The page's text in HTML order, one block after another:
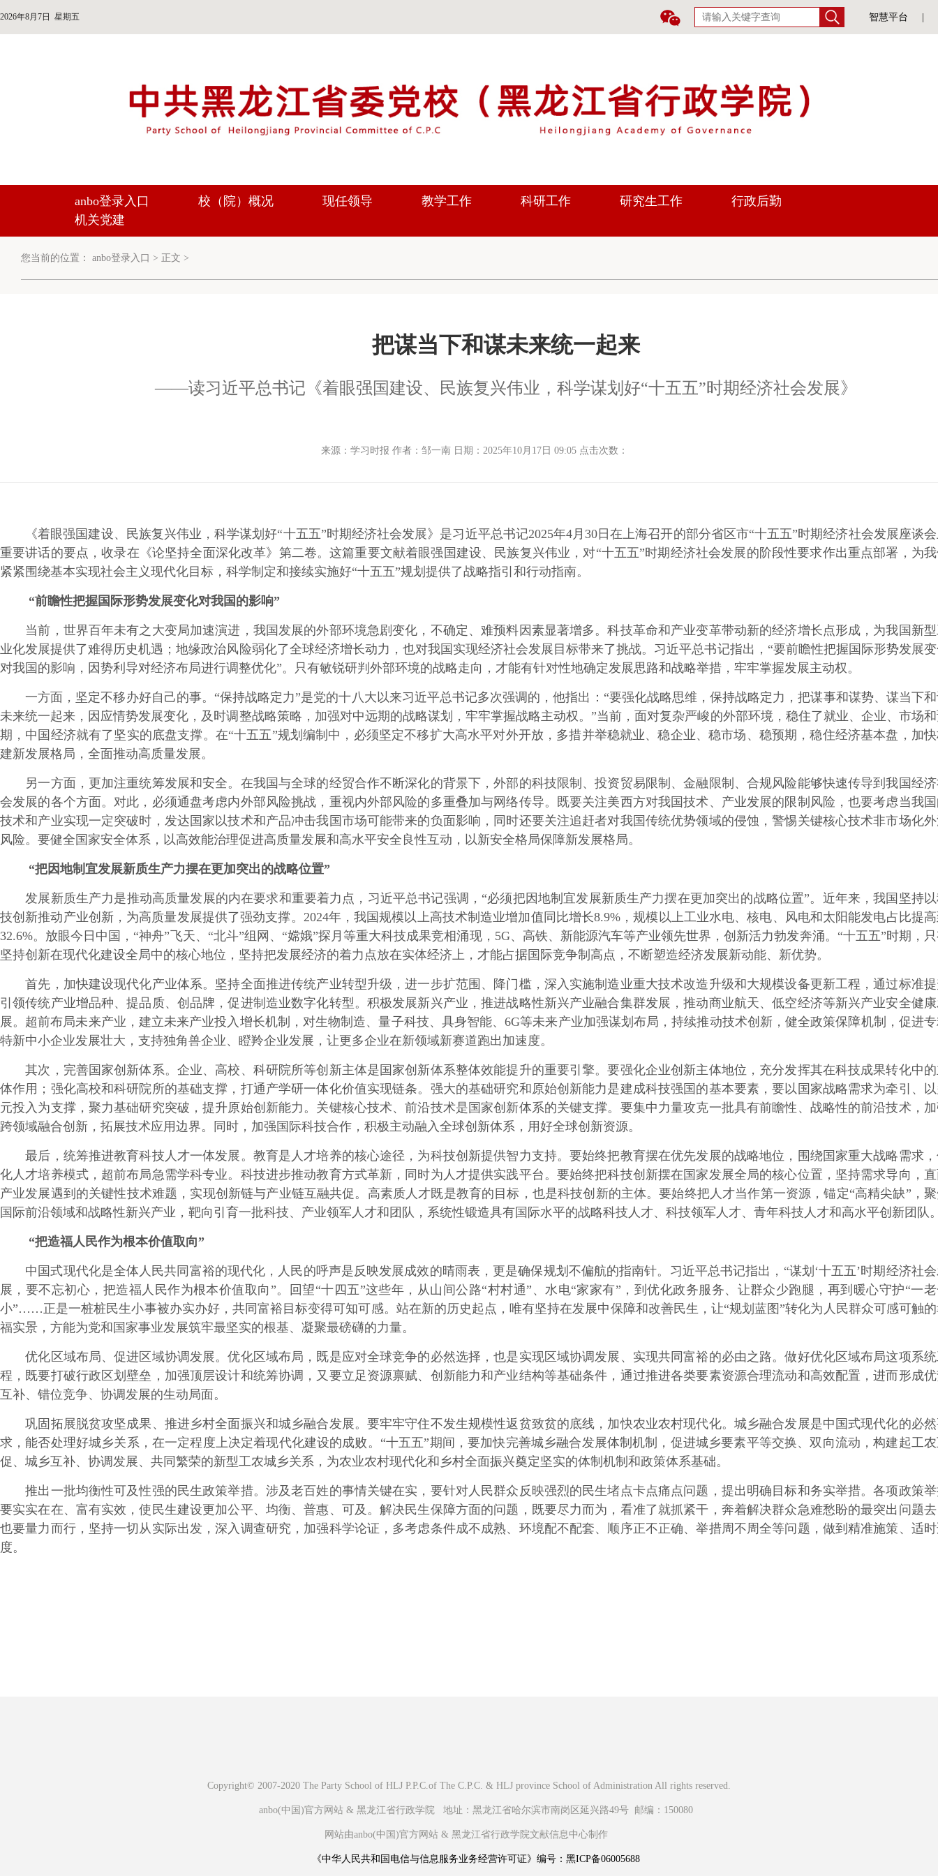
2026年8月7日 星期五 智慧平台
anbo登录入口 校（院）概况 现任领导 教学工作 科研工作 研究生工作
行政后勤
机关党建
您当前的位置： anbo登录入口 > 正文 >
把谋当下和谋未来统一起来
——读习近平总书记《着眼强国建设、民族复兴伟业，科学谋划好“十五五”时期经济社会发展》
来源：学习时报 作者：邹一南 日期：2025年10月17日 09:05 点击次数：
《着眼强国建设、民族复兴伟业，科学谋划好“十五五”时期经济社会发展》是习近平总书记2025年4月30日在上海召开的部分省区市“十五五”时期经济社会发展座谈
重要讲话的要点，收录在《论坚持全面深化改革》第二卷。这篇重要文献着眼强国建设、民族复兴伟业，对“十五五”时期经济社会发展的阶段性要求作出重点部署，为
紧紧围绕基本实现社会主义现代化目标，科学制定和接续实施好“十五五”规划提供了战略指引和行动指南。
“前瞻性把握国际形势发展变化对我国的影响”
当前，世界百年未有之大变局加速演进，我国发展的外部环境急剧变化，不确定、难预料因素显著增多。科技革命和产业变革带动新的经济增长点形成，为我国新
业化发展提供了难得历史机遇；地缘政治风险弱化了全球经济增长动力，也对我国实现经济社会发展目标带来了挑战。习近平总书记指出，“要前瞻性把握国际形势发展
对我国的影响，因势利导对经济布局进行调整优化”。只有敏锐研判外部环境的战略走向，才能有针对性地确定发展思路和战略举措，牢牢掌握发展主动权。
一方面，坚定不移办好自己的事。“保持战略定力”是党的十八大以来习近平总书记多次强调的，他指出：“要强化战略思维，保持战略定力，把谋事和谋势、谋当下
未来统一起来，因应情势发展变化，及时调整战略策略，加强对中远期的战略谋划，牢牢掌握战略主动权。”当前，面对复杂严峻的外部环境，稳住了就业、企业、市场
期，中国经济就有了坚实的底盘支撑。在“十五五”规划编制中，必须坚定不移扩大高水平对外开放，多措并举稳就业、稳企业、稳市场、稳预期，稳住经济基本盘，加
建新发展格局，全面推动高质量发展。
另一方面，更加注重统筹发展和安全。在我国与全球的经贸合作不断深化的背景下，外部的科技限制、投资贸易限制、金融限制、合规风险能够快速传导到我国经
会发展的各个方面。对此，必须通盘考虑内外部风险挑战，重视内外部风险的多重叠加与网络传导。既要关注美西方对我国技术、产业发展的限制风险，也要考虑当我
技术和产业实现一定突破时，发达国家以技术和产品冲击我国市场可能带来的负面影响，同时还要关注追赶者对我国传统优势领域的侵蚀，警惕关键核心技术非市场化
风险。要健全国家安全体系，以高效能治理促进高质量发展和高水平安全良性互动，以新安全格局保障新发展格局。
“把因地制宜发展新质生产力摆在更加突出的战略位置”
发展新质生产力是推动高质量发展的内在要求和重要着力点，习近平总书记强调，“必须把因地制宜发展新质生产力摆在更加突出的战略位置”。近年来，我国坚持
技创新推动产业创新，为高质量发展提供了强劲支撑。2024年，我国规模以上高技术制造业增加值同比增长8.9%，规模以上工业水电、核电、风电和太阳能发电占比提
32.6%。放眼今日中国，“神舟”飞天、“北斗”组网、“嫦娥”探月等重大科技成果竞相涌现，5G、高铁、新能源汽车等产业领先世界，创新活力勃发奔涌。“十五五”时期，
坚持创新在现代化建设全局中的核心地位，坚持把发展经济的着力点放在实体经济上，才能占据国际竞争制高点，不断塑造经济发展新动能、新优势。
首先，加快建设现代化产业体系。坚持全面推进传统产业转型升级，进一步扩范围、降门槛，深入实施制造业重大技术改造升级和大规模设备更新工程，通过标准
引领传统产业增品种、提品质、创品牌，促进制造业数字化转型。积极发展新兴产业，推进战略性新兴产业融合集群发展，推动商业航天、低空经济等新兴产业安全健
展。超前布局未来产业，建立未来产业投入增长机制，对生物制造、量子科技、具身智能、6G等未来产业加强谋划布局，持续推动技术创新，健全政策保障机制，促进
特新中小企业发展壮大，支持独角兽企业、瞪羚企业发展，让更多企业在新领域新赛道跑出加速度。
其次，完善国家创新体系。企业、高校、科研院所等创新主体是国家创新体系整体效能提升的重要引擎。要强化企业创新主体地位，充分发挥其在科技成果转化中
体作用；强化高校和科研院所的基础支撑，打通产学研一体化价值实现链条。强大的基础研究和原始创新能力是建成科技强国的基本要素，要以国家战略需求为牵引、
元投入为支撑，聚力基础研究突破，提升原始创新能力。关键核心技术、前沿技术是国家创新体系的关键支撑。要集中力量攻克一批具有前瞻性、战略性的前沿技术，
跨领域融合创新，拓展技术应用边界。同时，加强国际科技合作，积极主动融入全球创新体系，用好全球创新资源。
最后，统筹推进教育科技人才一体发展。教育是人才培养的核心途径，为科技创新提供智力支持。要始终把教育摆在优先发展的战略地位，围绕国家重大战略需求
化人才培养模式，超前布局急需学科专业。科技进步推动教育方式革新，同时为人才提供实践平台。要始终把科技创新摆在国家发展全局的核心位置，坚持需求导向，
产业发展遇到的关键性技术难题，实现创新链与产业链互融共促。高素质人才既是教育的目标，也是科技创新的主体。要始终把人才当作第一资源，锚定“高精尖缺”，
国际前沿领域和战略性新兴产业，靶向引育一批科技、产业领军人才和团队，系统性锻造具有国际水平的战略科技人才、科技领军人才、青年科技人才和高水平创新团队
“把造福人民作为根本价值取向”
中国式现代化是全体人民共同富裕的现代化，人民的呼声是反映发展成效的晴雨表，更是确保规划不偏航的指南针。习近平总书记指出，“谋划‘十五五’时期经济社
展，要不忘初心，把造福人民作为根本价值取向”。回望“十四五”这些年，从山间公路“村村通”、水电“家家有”，到优化政务服务、让群众少跑腿，再到暖心守护“一
小”……正是一桩桩民生小事被办实办好，共同富裕目标变得可知可感。站在新的历史起点，唯有坚持在发展中保障和改善民生，让“规划蓝图”转化为人民群众可感可触
福实景，方能为党和国家事业发展筑牢最坚实的根基、凝聚最磅礴的力量。
优化区域布局、促进区域协调发展。优化区域布局，既是应对全球竞争的必然选择，也是实现区域协调发展、实现共同富裕的必由之路。做好优化区域布局这项系
程，既要打破行政区划壁垒，加强顶层设计和统筹协调，又要立足资源禀赋、创新能力和产业结构等基础条件，通过推进各类要素资源合理流动和高效配置，进而形成
互补、错位竞争、协调发展的生动局面。
巩固拓展脱贫攻坚成果、推进乡村全面振兴和城乡融合发展。要牢牢守住不发生规模性返贫致贫的底线，加快农业农村现代化。城乡融合发展是中国式现代化的必
求，能否处理好城乡关系，在一定程度上决定着现代化建设的成败。“十五五”期间，要加快完善城乡融合发展体制机制，促进城乡要素平等交换、双向流动，构建起工
促、城乡互补、协调发展、共同繁荣的新型工农城乡关系，为农业农村现代化和乡村全面振兴奠定坚实的体制机制和政策体系基础。
推出一批均衡性可及性强的民生政策举措。涉及老百姓的事情关键在实，要针对人民群众反映强烈的民生堵点卡点痛点问题，提出明确目标和务实举措。各项政策
要实实在在、富有实效，使民生建设更加公平、均衡、普惠、可及。解决民生保障方面的问题，既要尽力而为，看准了就抓紧干，奔着解决群众急难愁盼的最突出问题
也要量力而行，坚持一切从实际出发，深入调查研究，加强科学论证，多考虑条件成不成熟、环境配不配套、顺序正不正确、举措周不周全等问题，做到精准施策、适
度。
Copyright© 2007-2020 The Party School of HLJ P.P.C.of The C.P.C. & HLJ province School of Administration All rights reserved.
anbo(中国)官方网站 & 黑龙江省行政学院 地址：黑龙江省哈尔滨市南岗区延兴路49号 邮编：150080
网站由anbo(中国)官方网站 & 黑龙江省行政学院文献信息中心制作
《中华人民共和国电信与信息服务业务经营许可证》编号：黑ICP备06005688